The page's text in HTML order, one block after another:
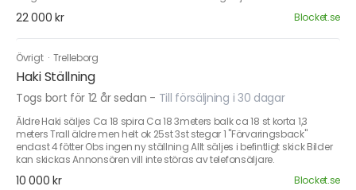
22 000 kr Blocket.se
Övrigt · Trelleborg
Haki Ställning
Togs bort för 12 år sedan - Till försäljning i 30 dagar
Äldre Haki säljes Ca 18 spira Ca 18 3meters balk ca 18 st korta 1,3
meters Trall äldre men helt ok 25st 3st stegar 1 "Förvaringsback"
endast 4 fötter Obs ingen ny ställning Allt säljes i befintligt skick Bilder
kan skickas Annonsören vill inte störas av telefonsäljare.
10 000 kr Blocket.se